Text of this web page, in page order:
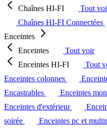
Chaînes HI-FI
Tout
Chaînes HI-FI Connectées
Enceintes
Enceintes
Tout voir
Enceintes HI-FI
Tout
Enceintes colonnes
Encastrables
Enceintes
Enceintes d'extérieur
soirée
Enceintes pc et